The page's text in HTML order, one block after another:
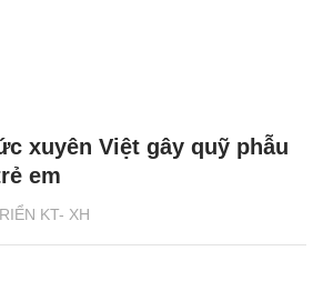
KT- XH
xuyên Việt gây quỹ phẫu
em